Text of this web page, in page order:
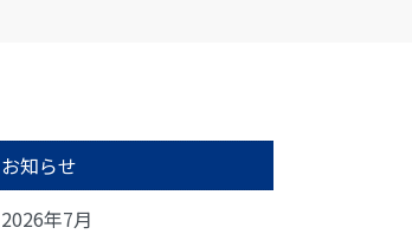
お知らせ
2026年7月